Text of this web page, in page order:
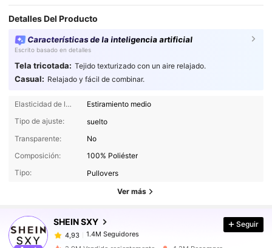
Detalles Del Producto
Características de la inteligencia artificial
Escrito basado en detalles
Tela tricotada: Tejido texturizado con un aire relajado.
Casual: Relajado y fácil de combinar.
Elasticidad de la tela:
Estiramiento medio
Tipo de ajuste:
suelto
Transparente:
No
Composición:
100% Poliéster
Tipo:
Pullovers
Ver más
SHEIN SXY
1.4M Seguidores
4,93
1.4M Seguidores
m***5pagóHace 1 día
Seguir